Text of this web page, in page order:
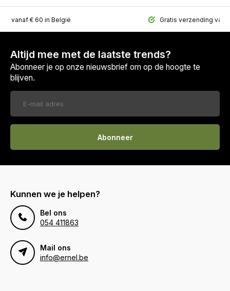
vanaf € 60 in België Gratis verzending
Altijd mee met de laatste trends?
Abonneer je op onze nieuwsbrief om op de hoogte te
blijven.
Abonneer
Kunnen we je helpen?
Bel ons
054 411863
Mail ons
info@ernel.be